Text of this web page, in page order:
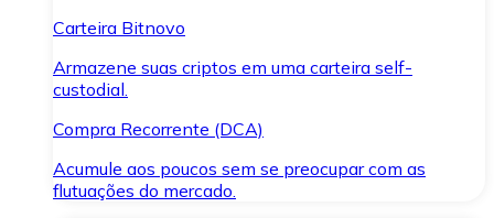
Carteira Bitnovo
Armazene suas criptos em uma carteira self-
custodial.
Compra Recorrente (DCA)
Acumule aos poucos sem se preocupar com as
flutuações do mercado.